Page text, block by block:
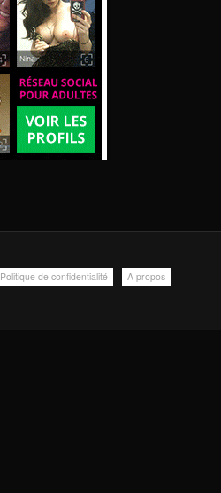
Politique de confidentialité - A propos